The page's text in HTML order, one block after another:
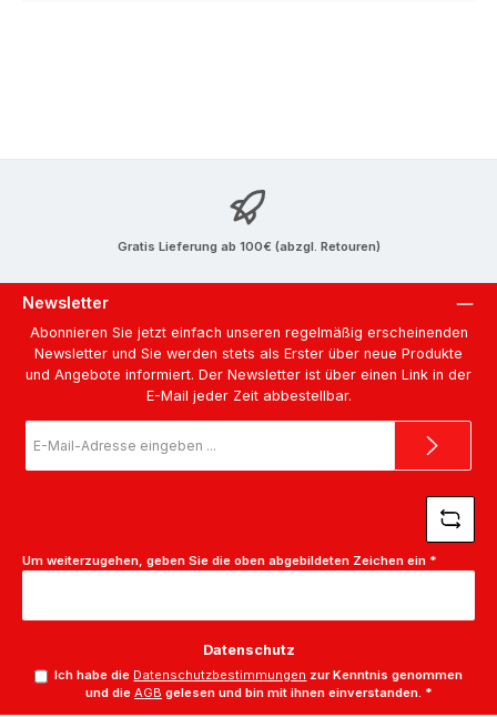
Gratis Lieferung ab 100€ (abzgl. Retouren)
Newsletter
Abonnieren Sie jetzt einfach unseren regelmäßig erscheinenden
Newsletter und Sie werden stets als Erster über neue Produkte
und Angebote informiert. Der Newsletter ist über einen Link in der
E-Mail jeder Zeit abbestellbar.
Mail-
Adresse
Um weiterzugehen, geben Sie die oben abgebildeten Zeichen ein *
Datenschutz
Ich habe die Datenschutzbestimmungen zur Kenntnis genommen
und dieAGB gelesen und bin mit ihnen einverstanden. *